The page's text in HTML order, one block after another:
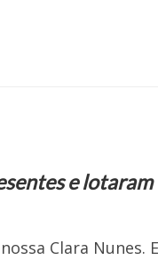
e lotaram
Clara Nunes.